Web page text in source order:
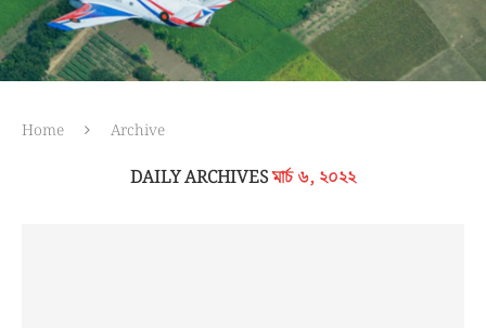
Home Archive
DAILY ARCHIVESমার্চ ৬, ২০২২